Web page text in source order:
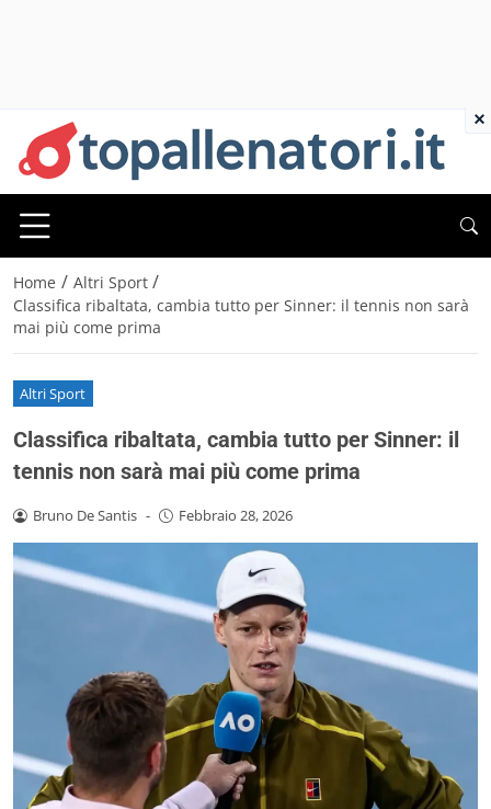
Home / Altri Sport /
Classifica ribaltata, cambia tutto per Sinner: il tennis non sarà
mai più come prima
Altri Sport
Classifica ribaltata, cambia tutto per Sinner: il
tennis non sarà mai più come prima
Bruno De Santis - Febbraio 28, 2026
×